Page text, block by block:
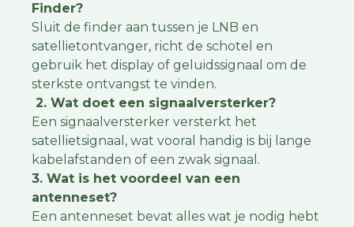
Finder?
Sluit de finder aan tussen je LNB en
satellietontvanger, richt de schotel en
gebruik het display of geluidssignaal om de
sterkste ontvangst te vinden.
2. Wat doet een signaalversterker?
Een signaalversterker versterkt het
satellietsignaal, wat vooral handig is bij lange
kabelafstanden of een zwak signaal.
3. Wat is het voordeel van een
antenneset?
Een antenneset bevat alles wat je nodig hebt